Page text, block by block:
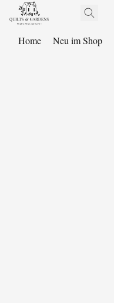
Home Neu im Shop